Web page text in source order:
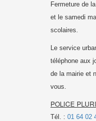
Fermeture de
et le samedi
scolaires.
Le service
téléphone aux
de la mairie et
vous.
POLICE
Tél. : 01 64 02